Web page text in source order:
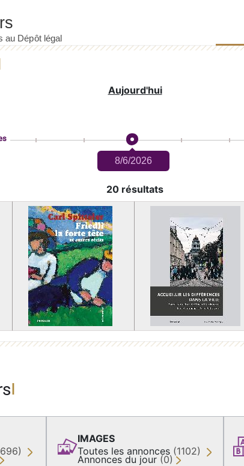
Aujourd'hui
8/6/2026
20 résultats
IMAGES
Toutes les annonces (1102)
Annonces du jour (0)